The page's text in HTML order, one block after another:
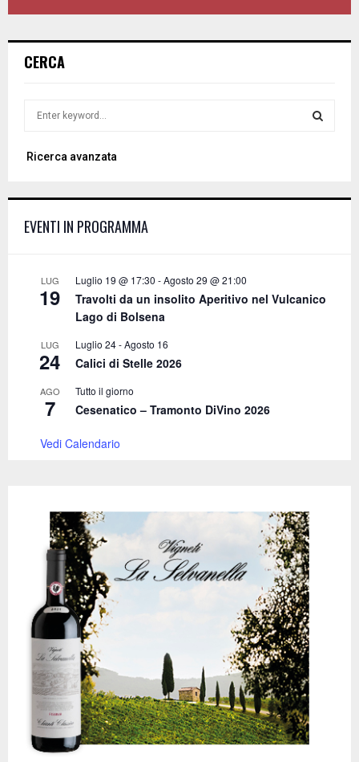
CERCA
r
o
Ricerca avanzata
EVENTI IN PROGRAMMA
LUG
19
Luglio 19 @ 17:30 -Agosto 29 @ 21:00
Travolti da un insolito Aperitivo nel Vulcanico
Lago di Bolsena
LUG
24
Luglio 24-Agosto 16
Calici di Stelle 2026
AGO
7
Tutto il giorno
Cesenatico – Tramonto DiVino 2026
Vedi Calendario